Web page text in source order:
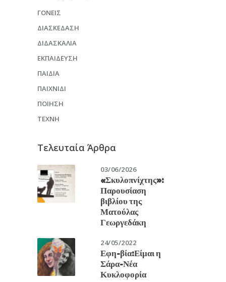
ΓΟΝΕΊΣ
ΔΙΑΣΚΈΔΑΣΗ
ΔΙΔΑΣΚΑΛΊΑ
ΕΚΠΑΊΔΕΥΣΗ
ΠΑΙΔΙΆ
ΠΑΙΧΝΊΔΙ
ΠΟΊΗΣΗ
ΤΈΧΝΗ
Τελευταία Άρθρα
03/06/2026
«Σκυλοπνίχτης»:
Παρουσίαση
βιβλίου της
Ματούλας
Γεωργεδάκη
24/05/2022
Εφη-βία:Είμαι η
Σάρα-Νέα
Κυκλοφορία